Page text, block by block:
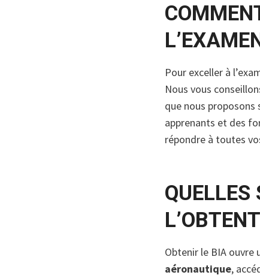
Pour exceller à
Nous vous
que nous
apprenants et des
répondre à toutes
QUELLES
Obtenir le BIA ouvre
aéronautique,